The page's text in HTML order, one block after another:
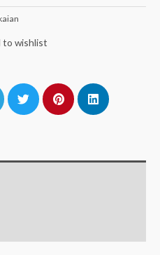
to wishlist